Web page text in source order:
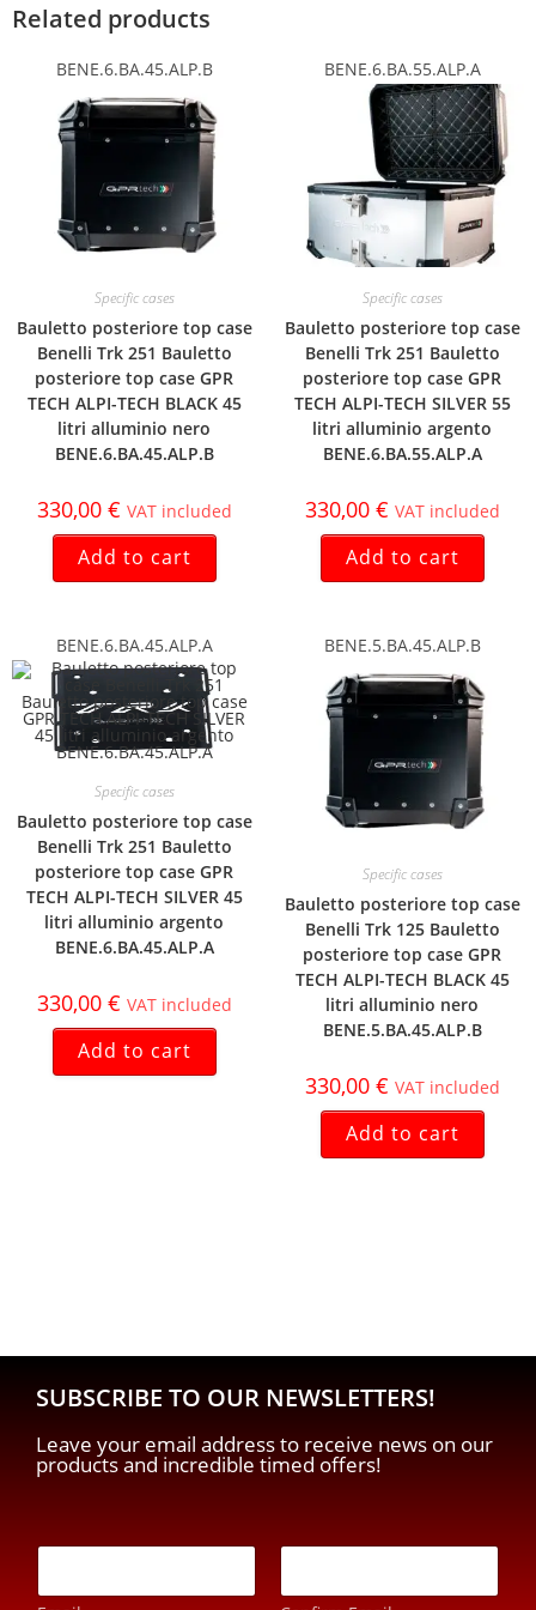
Related products
BENE.6.BA.45.ALP.B
Specific cases
Bauletto posteriore top case
Benelli Trk 251 Bauletto
posteriore top case GPR
TECH ALPI-TECH BLACK 45
litri alluminio nero
BENE.6.BA.45.ALP.B
330,00 € VAT included
Add to cart
BENE.6.BA.55.ALP.A
Specific cases
Bauletto posteriore top case
Benelli Trk 251 Bauletto
posteriore top case GPR
TECH ALPI-TECH SILVER 55
litri alluminio argento
BENE.6.BA.55.ALP.A
330,00 € VAT included
Add to cart
BENE.6.BA.45.ALP.A
Specific cases
Bauletto posteriore top case
Benelli Trk 251 Bauletto
posteriore top case GPR
TECH ALPI-TECH SILVER 45
litri alluminio argento
BENE.6.BA.45.ALP.A
330,00 € VAT included
Add to cart
BENE.5.BA.45.ALP.B
Specific cases
Bauletto posteriore top case
Benelli Trk 125 Bauletto
posteriore top case GPR
TECH ALPI-TECH BLACK 45
litri alluminio nero
BENE.5.BA.45.ALP.B
330,00 € VAT included
Add to cart
SUBSCRIBE TO OUR NEWSLETTERS!
Leave your email address to receive news on our
products and incredible timed offers!
E
m